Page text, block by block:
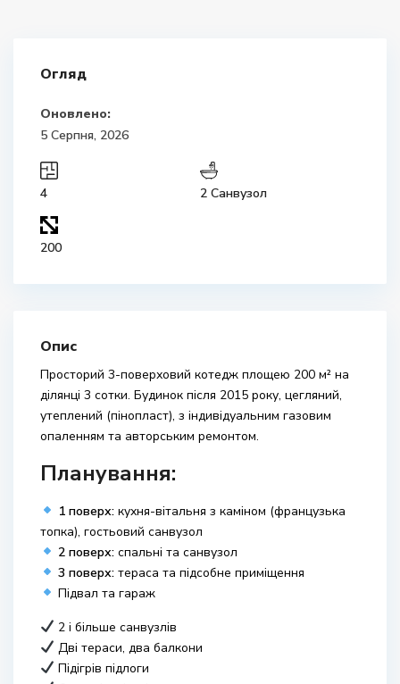
Огляд
Оновлено:
5 Серпня, 2026
4 2 Санвузол
200
Опис
Просторий 3-поверховий котедж площею 200 м² на
ділянці 3 сотки. Будинок після 2015 року, цегляний,
утеплений (пінопласт), з індивідуальним газовим
опаленням та авторським ремонтом.
Планування:
1 поверх:кухня-вітальня з каміном (французька
топка), гостьовий санвузол
2 поверх:спальні та санвузол
3 поверх:тераса та підсобне приміщення
Підвал та гараж
2 і більше санвузлів
Дві тераси, два балкони
Підігрів підлоги